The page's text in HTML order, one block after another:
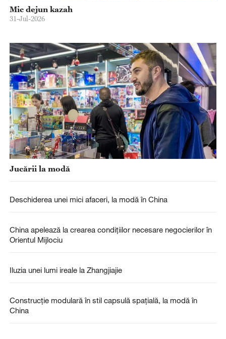
Mic dejun kazah
31-Jul-2026
Jucării la modă
Deschiderea unei mici afaceri, la modă în China
China apelează la crearea condițiilor necesare negocierilor în
Orientul Mijlociu
Iluzia unei lumi ireale la Zhangjiajie
Construcție modulară în stil capsulă spațială, la modă în
China